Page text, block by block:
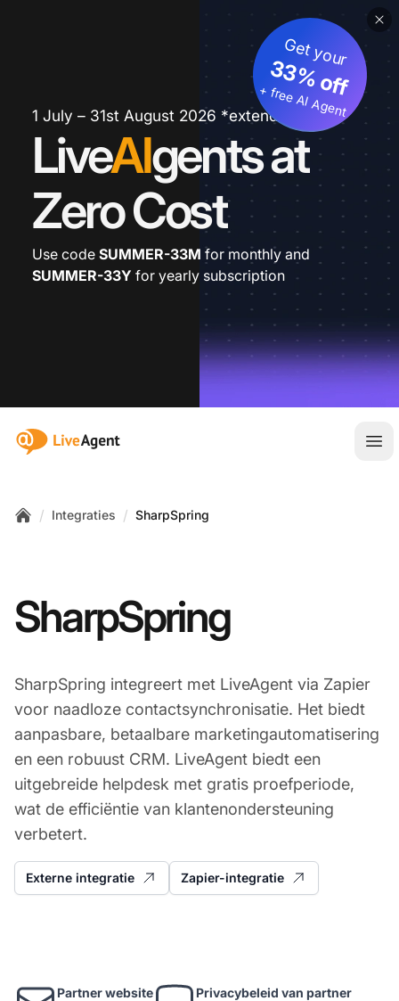
1 July – 31st August 2026 *extended
LiveAIgents at
Zero Cost
Get your
33% off
+ free AI Agent
Use code SUMMER-33M for monthly and
SUMMER-33Y for yearly subscription
:site.title
/ Integraties / SharpSpring
SharpSpring
SharpSpring integreert met LiveAgent via Zapier
voor naadloze contactsynchronisatie. Het biedt
aanpasbare, betaalbare marketingautomatisering
en een robuust CRM. LiveAgent biedt een
uitgebreide helpdesk met gratis proefperiode,
wat de efficiëntie van klantenondersteuning
verbetert.
Externe integratie Zapier-integratie
Partner website
Privacybeleid van partner